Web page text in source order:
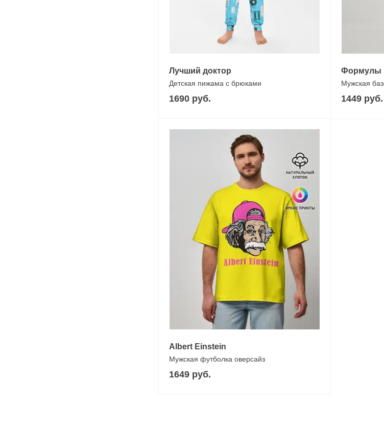
Лучший доктор
Детская пижама с брюками
1690 руб.
Формулы
Мужская
1449 руб.
Albert Einstein
Мужская футболка оверсайз
1649 руб.